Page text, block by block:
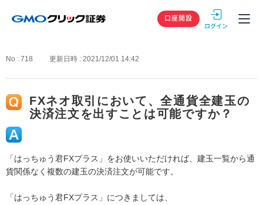
GMOクリック
口座開設
No : 718 更新日時 : 2021/12/01 14:42
FXネオ取引において、全通貨全建玉の
決済注文を出すことは可能ですか？
「はっちゅう君FXプラス」をお使いいただければ、建玉一覧から通
貨関係なく複数の建玉の決済注文が可能です。
「はっちゅう君FXプラス」につきましては、